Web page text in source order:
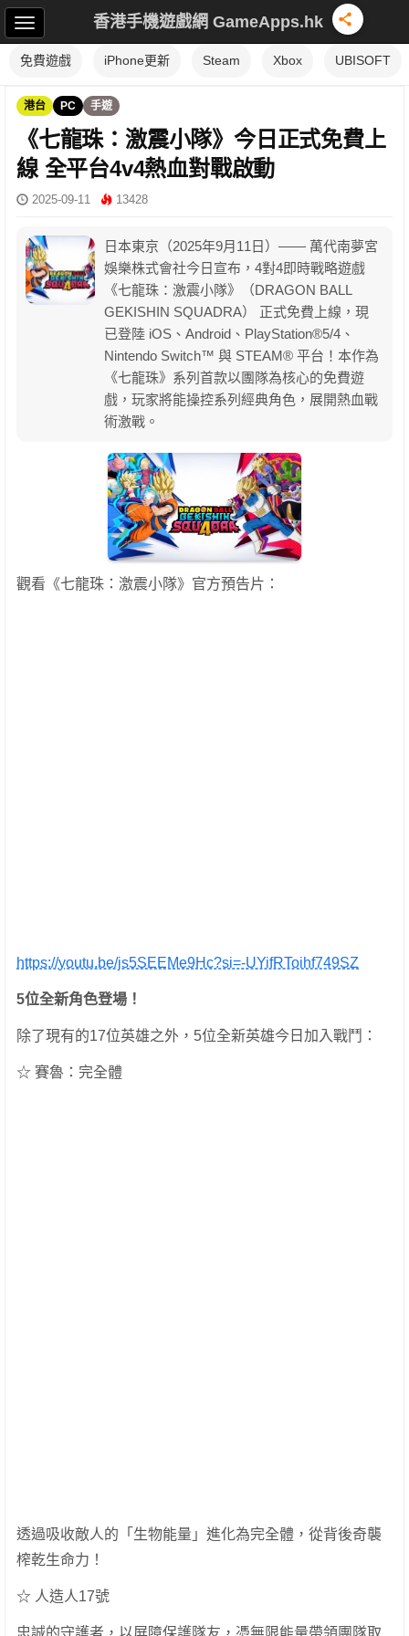
香港手機遊戲網 GameApps.hk
免費遊戲 iPhone更新 Steam Xbox UBISOFT
港台 PC 手遊
《七龍珠：激震小隊》今日正式免費上
線 全平台4v4熱血對戰啟動
2025-09-11 13428
日本東京（2025年9月11日）—— 萬代南夢宮
娛樂株式會社今日宣布，4對4即時戰略遊戲
《七龍珠：激震小隊》（DRAGON BALL
GEKISHIN SQUADRA） 正式免費上線，現
已登陸 iOS、Android、PlayStation®5/4、
Nintendo Switch™ 與 STEAM® 平台！本作為
《七龍珠》系列首款以團隊為核心的免費遊
戲，玩家將能操控系列經典角色，展開熱血戰
術激戰。
觀看《七龍珠：激震小隊》官方預告片：
https://youtu.be/js5SEEMe9Hc?si=-UYifRToihf749SZ
5位全新角色登場！
除了現有的17位英雄之外，5位全新英雄今日加入戰鬥：
☆ 賽魯：完全體
透過吸收敵人的「生物能量」進化為完全體，從背後奇襲
榨乾生命力！
☆ 人造人17號